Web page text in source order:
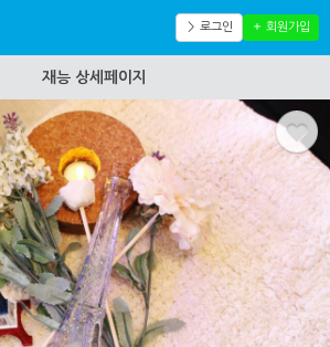
＞ 로그인 ＋ 회원가입
재능 상세페이지